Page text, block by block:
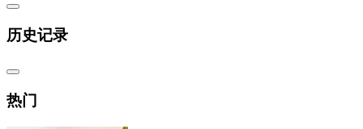
历史记录
热门